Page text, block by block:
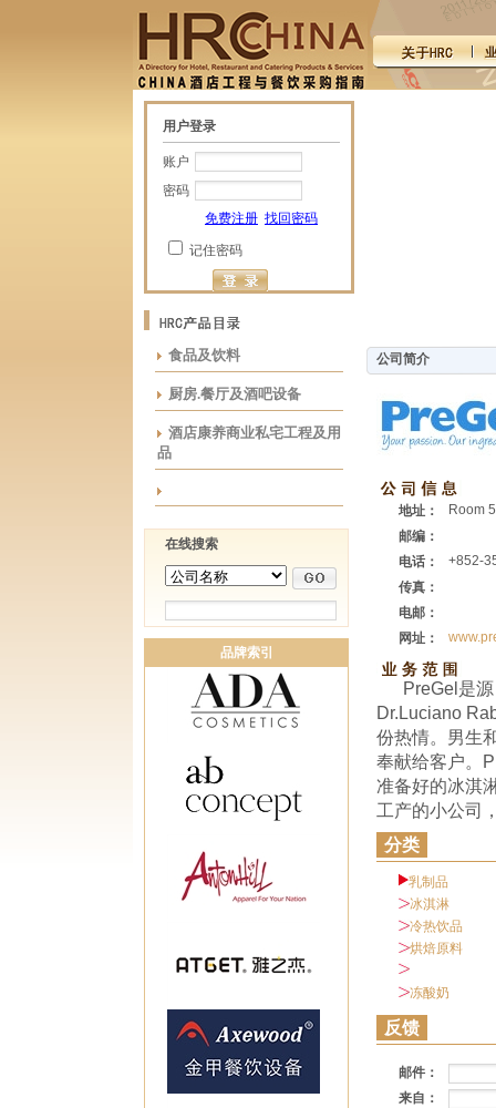
用户登录
账户
密码
免费注册 找回密码
记住密码
食品及饮料
厨房.餐厅及酒吧设备
酒店康养商业私宅工程及用
品
在线搜索
品牌索引
公司简介
地址：
Room
邮编：
电话：
+852-
传真：
电邮：
网址：
PreGel是
Dr.Luciano
份热情。男生
奉献给客户。
准备好的冰淇
工产的小公司
分类
乳制品
冰淇淋
冷热饮品
烘焙原料
冻酸奶
反馈
邮件：
来自：